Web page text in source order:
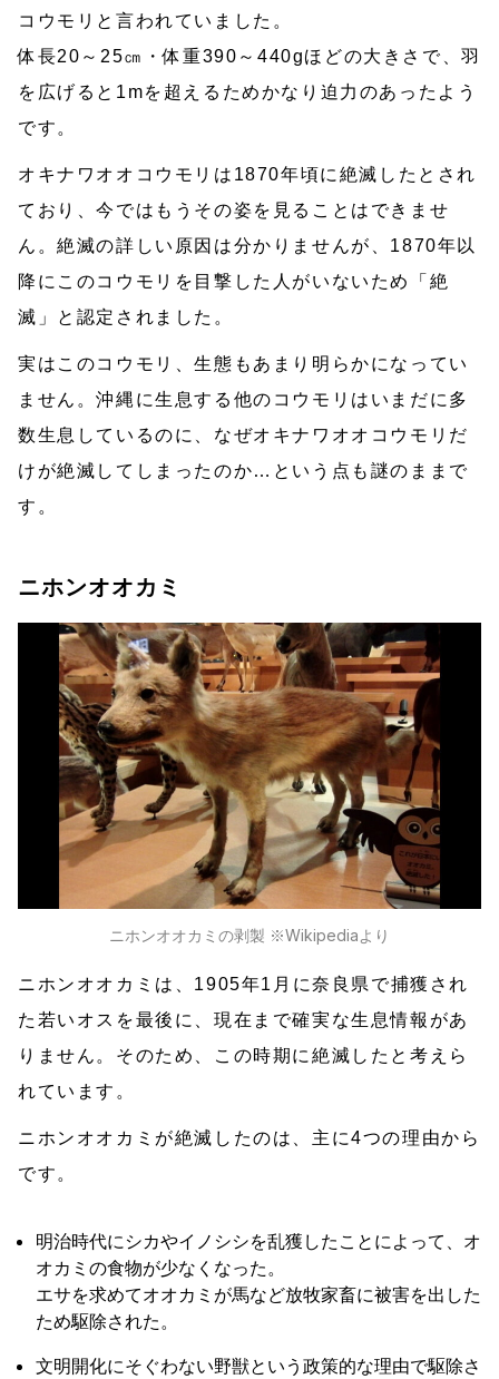
コウモリと言われていました。
体長20～25㎝・体重390～440gほどの大きさで、羽
を広げると1mを超えるためかなり迫力のあったよう
です。
オキナワオオコウモリは1870年頃に絶滅したとされ
ており、今ではもうその姿を見ることはできませ
ん。絶滅の詳しい原因は分かりませんが、1870年以
降にこのコウモリを目撃した人がいないため「絶
滅」と認定されました。
実はこのコウモリ、生態もあまり明らかになってい
ません。沖縄に生息する他のコウモリはいまだに多
数生息しているのに、なぜオキナワオオコウモリだ
けが絶滅してしまったのか…という点も謎のままで
す。
ニホンオオカミ
ニホンオオカミの剥製 ※Wikipediaより
ニホンオオカミは、1905年1月に奈良県で捕獲され
た若いオスを最後に、現在まで確実な生息情報があ
りません。そのため、この時期に絶滅したと考えら
れています。
ニホンオオカミが絶滅したのは、主に4つの理由から
です。
明治時代にシカやイノシシを乱獲したことによって、オ
オカミの食物が少なくなった。
エサを求めてオオカミが馬など放牧家畜に被害を出した
ため駆除された。
文明開化にそぐわない野獣という政策的な理由で駆除さ